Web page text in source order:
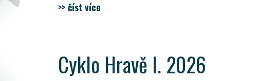
>> číst více
Cyklo Hravě I. 2026